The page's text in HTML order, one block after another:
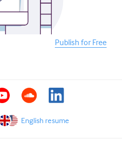
Publish for Free
English resume